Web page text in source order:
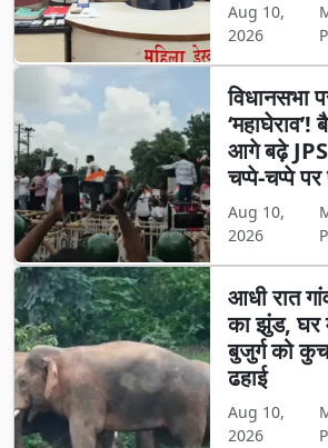
Aug 10,
2026
विधानसभा
आगे बढ़े
चप्पे-चप्पे
Aug 10,
2026
आधी रात
का झुंड, घर
बुजुर्ग को
ढहाई
Aug 10,
2026